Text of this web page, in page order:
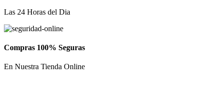
Las 24 Horas del Dia
Compras 100% Seguras
En Nuestra Tienda Online